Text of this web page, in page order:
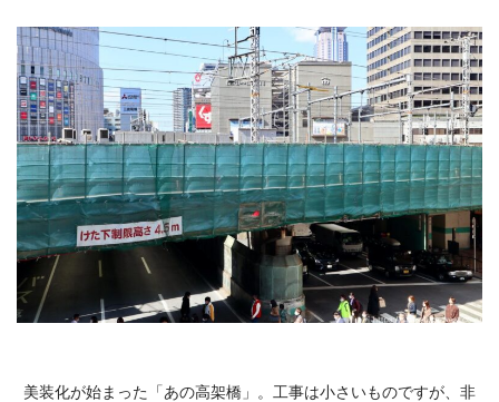
美装化が始まった「あの高架橋」。工事は小さいものですが、非